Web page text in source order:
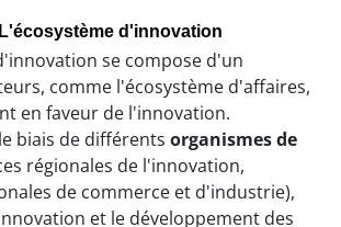
d'innovation
se compose d'un
comme l'écosystème d'affaires,
en faveur de l'innovation.
biais de différents organismes de
régionales de l'innovation,
de commerce et d'industrie),
et le développement des